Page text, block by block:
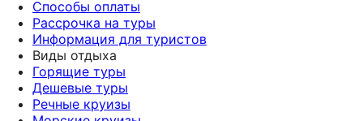
Способы оплаты
Рассрочка на туры
Информация для туристов
Виды отдыха
Горящие туры
Дешевые туры
Речные круизы